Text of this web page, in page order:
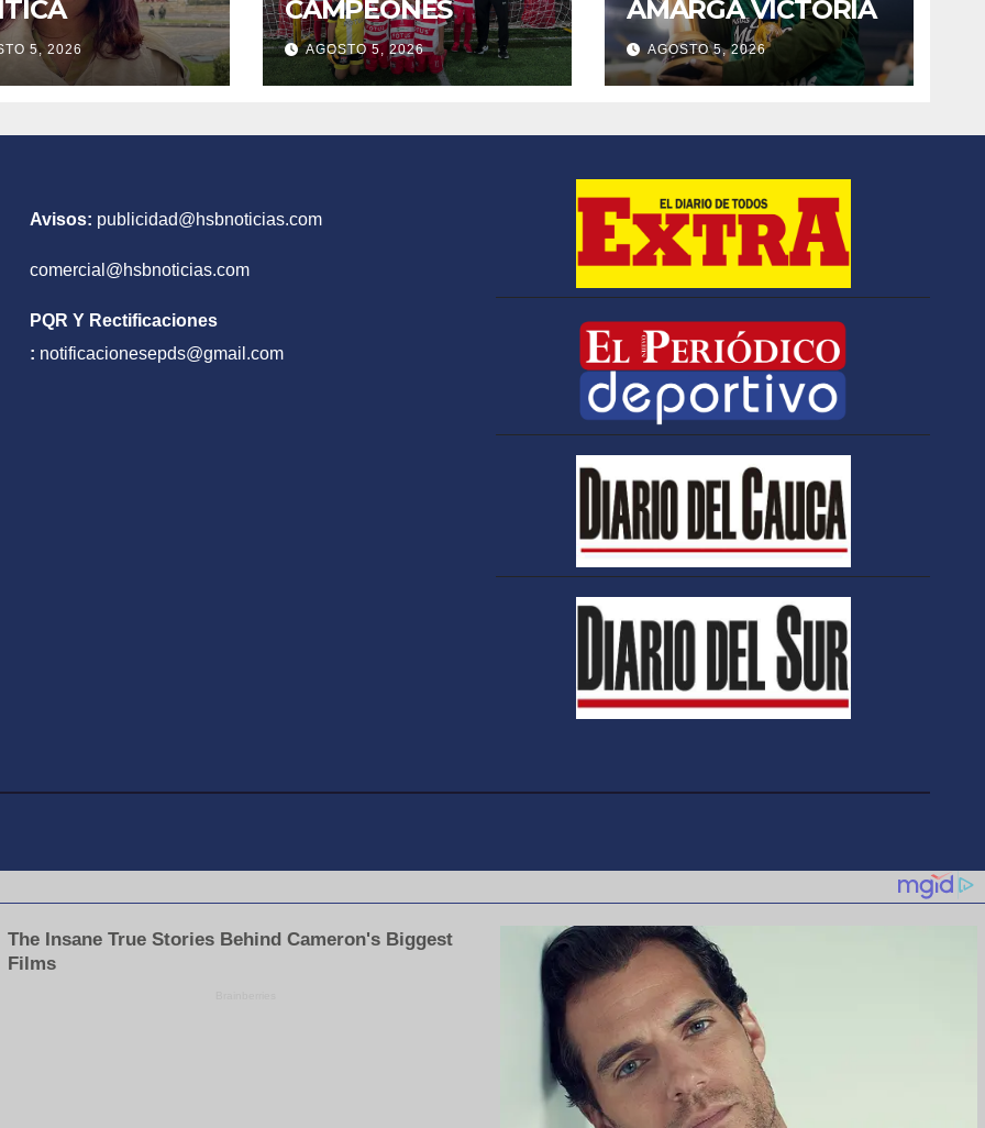
5, 2026
CAMPEONES
AGOSTO 5, 2026
AMARGA VICTORIA
AGOSTO 5, 2026
Avisos: publicidad@hsbnoticias.com
comercial@hsbnoticias.com
PQR Y Rectificaciones
: notificacionesepds@gmail.com